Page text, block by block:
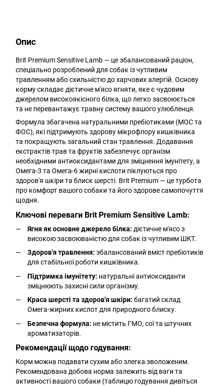
Опис
Brit Premium Sensitive Lamb — це збалансований раціон,
спеціально розроблений для собак із чутливим
травленням або схильністю до харчових алергій. Основу
корму складає дієтичне м'ясо ягняти, яке є чудовим
джерелом високоякісного білка, що легко засвоюється
та не перевантажує травну систему вашого улюбленця.
Формула збагачена натуральними пребіотиками (МОС та
ФОС), які підтримують здорову мікрофлору кишківника
та покращують загальний стан травлення. Додавання
екстрактів трав та фруктів забезпечує організм
необхідними антиоксидантами для зміцнення імунітету, а
Омега-3 та Омега-6 жирні кислоти піклуються про
здоров'я шкіри та блиск шерсті. Brit Premium — це турбота
про комфорт вашого собаки та його здорове самопочуття
щодня.
Ключові переваги Brit Premium Sensitive Lamb:
Ягня як основне джерело білка: дієтичне м'ясо з
високою засвоюваністю для собак із чутливим ШКТ.
Здоров'я травлення: збалансований вміст пребіотиків
для стабільної роботи кишківника.
Підтримка імунітету: натуральні антиоксиданти
зміцнюють захисні сили організму.
Краса шерсті та здоров'я шкіри: багатий склад
Омега-жирних кислот для природного блиску.
Безпечна формула: не містить ГМО, сої та штучних
ароматизаторів.
Рекомендації щодо годування:
Корм можна подавати сухим або злегка зволоженим.
Рекомендована добова норма залежить від ваги та
активності вашого собаки (таблицю годування дивіться